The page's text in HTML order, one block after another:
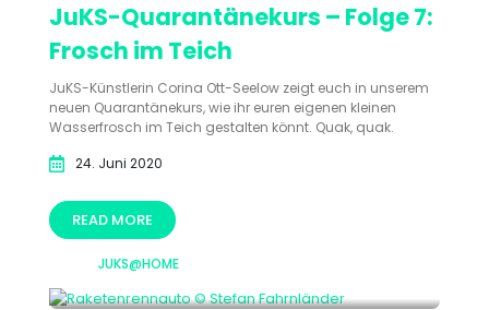
JuKS-Quarantänekurs – Folge 7:
Frosch im Teich
JuKS-Künstlerin Corina Ott-Seelow zeigt euch in unserem
neuen Quarantänekurs, wie ihr euren eigenen kleinen
Wasserfrosch im Teich gestalten könnt. Quak, quak.
24. Juni 2020
READ MORE
JUKS@HOME